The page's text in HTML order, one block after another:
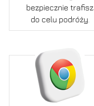
bezpiecznie trafisz
do celu podróży.